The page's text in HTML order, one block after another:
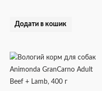
Додати в кошик